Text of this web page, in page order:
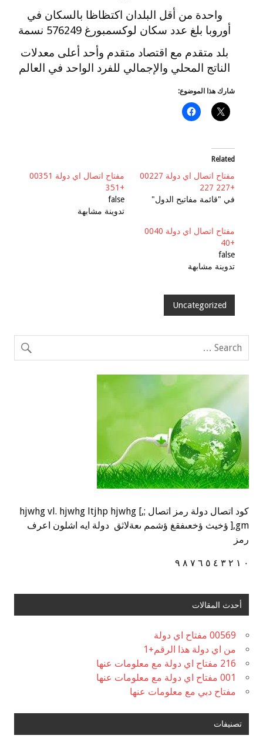
واحدة من أقل البلدان اكتظاظا بالسكان في
أوروبا بلغ عدد سكان لوكسمبورغ 576249 نسمة
بلد متقدم مع اقتصاد متقدم وأحد أعلى معدلات
الناتج المحلي والإجمالي للفرد الواحد في العالم
شارك هذا الموضوع:
Related
مفتاح اتصال اي دولة 00227
+227 227
في "قائمة مفاتيح الدول"
مفتاح اتصال اي دولة 00351
+351
false
تدوينة مشابهة
مفتاح اتصال اي دولة 0040
+40
false
تدوينة مشابهة
Uncategorized
كود اتصال دولة رمز اتصال ;,] hjwhg vl. hjwhg ltjhp hjwhg
],gm ؤخيث ؤخعىفقغ ؤشمم ىعةلاثق دولة ايه اشلون اعرف
رمز
٠ ١ ٢ ٣ ٤ ٥ ٦ ٧ ٨ ٩
أحدث المقالات
00569 مفتاح اي دولة
من اي دولة هذا الرقم+1
216 مفتاح اي دولة مع معلومات عنها
001 مفتاح اي دولة مع معلومات عنها
مفتاح دبي مع معلومات عنها
تصنيفات